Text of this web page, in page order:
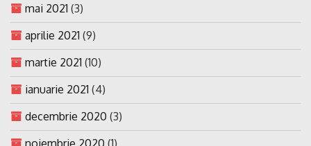
mai 2021 (3)
aprilie 2021 (9)
martie 2021 (10)
ianuarie 2021 (4)
decembrie 2020 (3)
noiembrie 2020 (1)